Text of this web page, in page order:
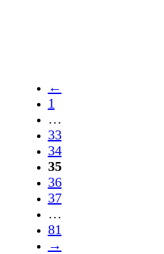
←
1
…
33
34
35
36
37
…
81
→